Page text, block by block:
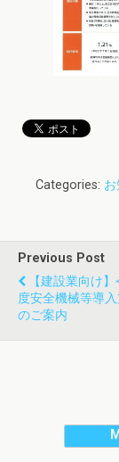
Categories:
Previous Post
【建設業向け
度安全機械等導
のご案内